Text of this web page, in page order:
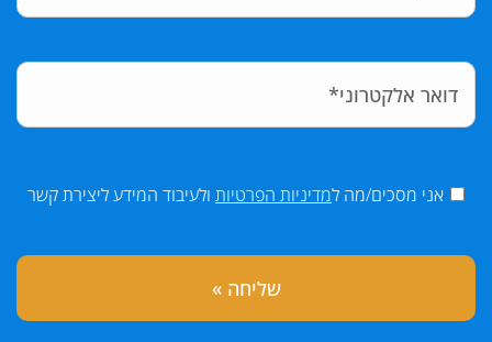
אני מסכים/מה למדיניות הפרטיות ולעיבוד המידע ליצירת קשר